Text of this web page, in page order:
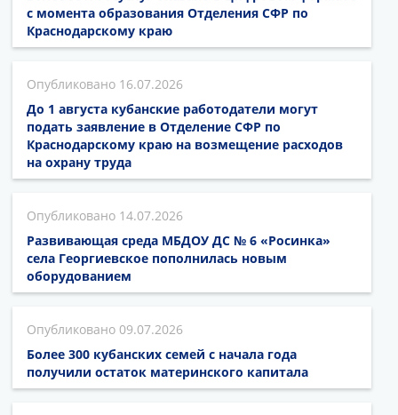
с момента образования Отделения СФР по
Краснодарскому краю
16.07.2026
До 1 августа кубанские работодатели могут
подать заявление в Отделение СФР по
Краснодарскому краю на возмещение расходов
на охрану труда
14.07.2026
Развивающая среда МБДОУ ДС № 6 «Росинка»
села Георгиевское пополнилась новым
оборудованием
09.07.2026
Более 300 кубанских семей с начала года
получили остаток материнского капитала